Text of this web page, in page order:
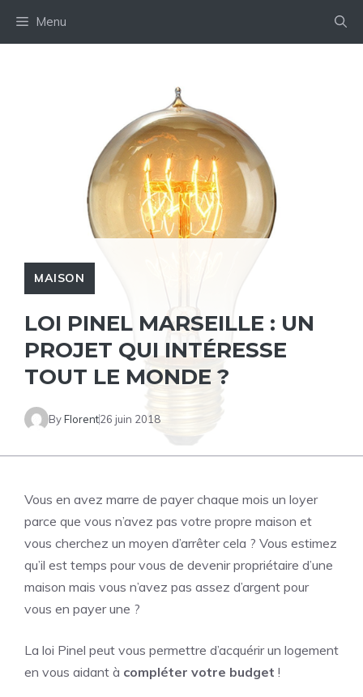
Menu
MAISON
LOI PINEL MARSEILLE : UN
PROJET QUI INTÉRESSE
TOUT LE MONDE ?
ByFlorent26 juin 2018
Vous en avez marre de payer chaque mois un loyer
parce que vous n’avez pas votre propre maison et
vous cherchez un moyen d’arrêter cela ? Vous estimez
qu’il est temps pour vous de devenir propriétaire d’une
maison mais vous n’avez pas assez d’argent pour
vous en payer une ?
La loi Pinel peut vous permettre d’acquérir un logement
en vous aidant à compléter votre budget !